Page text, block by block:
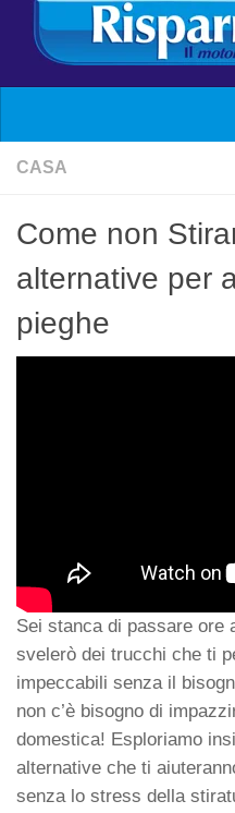
CASA
Come non
alternative per
pieghe
Sei stanca di passare ore
svelerò dei trucchi che ti
impeccabili senza il
non c’è bisogno di
domestica! Esploriamo
alternative che ti
senza lo stress della